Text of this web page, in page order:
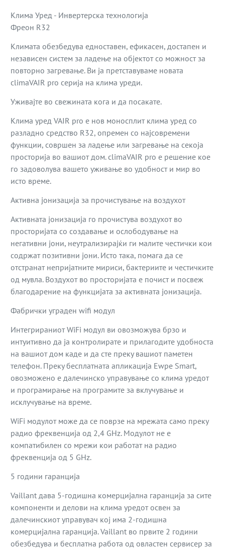
Клима Уред - Инвертерска технологија
Фреон R32
Климата обезбедува едноставен, ефикасен, достапен и
независен систем за ладење на објектот со можност за
повторно загревање. Ви ја претставуваме новата
climaVAIR pro серија на клима уреди.
Уживајте во свежината кога и да посакате.
Клима уред VAIR pro е нов моносплит клима уред со
разладно средство R32, опремен со најсовремени
функции, совршен за ладење или загревање на секоја
просторија во вашиот дом. climaVAIR pro е решение кое
го задоволува вашето уживање во удобност и мир во
исто време.
Активна јонизација за прочистување на воздухот
Активната јонизација го прочистува воздухот во
просторијата со создавање и ослободување на
негативни јони, неутрализирајќи ги малите честички кои
содржат позитивни јони. Исто така, помага да се
отстранат непријатните мириси, бактериите и честичките
од мувла. Воздухот во просторијата е почист и посвеж
благодарение на функцијата за активната јонизација.
Фабрички уграден wifi модул
Интегрираниот WiFi модул ви овозможува брзо и
интуитивно да ја контролирате и прилагодите удобноста
на вашиот дом каде и да сте преку вашиот паметен
телефон. Преку бесплатната апликација Ewpe Smart,
овозможено е далечинско управување со клима уредот
и програмирање на програмите за вклучување и
исклучување на време.
WiFi модулот може да се поврзе на мрежата само преку
радио фреквенција од 2,4 GHz. Модулот не е
компатибилен со мрежи кои работат на радио
фреквенција од 5 GHz.
5 години гаранција
Vaillant дава 5-годишна комерцијална гаранција за сите
компоненти и делови на клима уредот освен за
далечинскиот управувач кој има 2-годишна
комерцијална гаранција. Vaillant во првите 2 години
обезбедува и бесплатна работа од овластен сервисер за